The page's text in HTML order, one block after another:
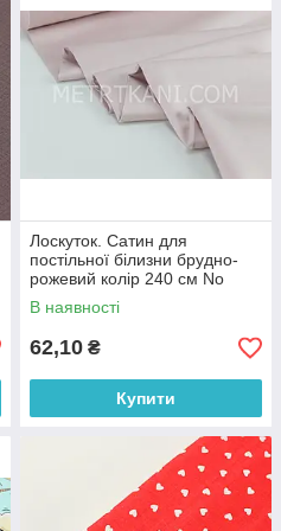
Лоскуток. Сатин для
постільної білизни брудно-
рожевий колір 240 см No
ПС-0019, 27*240 см
В наявності
62,10 ₴
Купити